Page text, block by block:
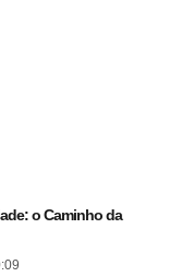
o Caminho da